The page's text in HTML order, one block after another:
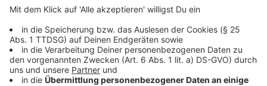
ihr Kind den Schulweg nicht richtig einschätzen kann
oder nicht aufpasst.
Interessanterweise sehen 40 Prozent der Eltern, die
selbst als Elterntaxi unterwegs sind, ihr Verhalten
kritisch. Dennoch greifen sie aus Gründen wie